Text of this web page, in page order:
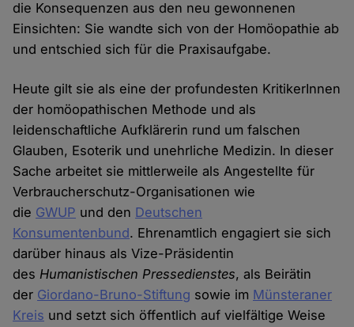
die Konsequenzen aus den neu gewonnenen
Einsichten: Sie wandte sich von der Homöopathie ab
und entschied sich für die Praxisaufgabe.
Heute gilt sie als eine der profundesten KritikerInnen
der homöopathischen Methode und als
leidenschaftliche Aufklärerin rund um falschen
Glauben, Esoterik und unehrliche Medizin. In dieser
Sache arbeitet sie mittlerweile als Angestellte für
Verbraucherschutz-Organisationen wie
die GWUP und den Deutschen
Konsumentenbund. Ehrenamtlich engagiert sie sich
darüber hinaus als Vize-Präsidentin
desHumanistischen Pressedienstes, als Beirätin
der Giordano-Bruno-Stiftung sowie im Münsteraner
Kreis und setzt sich öffentlich auf vielfältige Weise